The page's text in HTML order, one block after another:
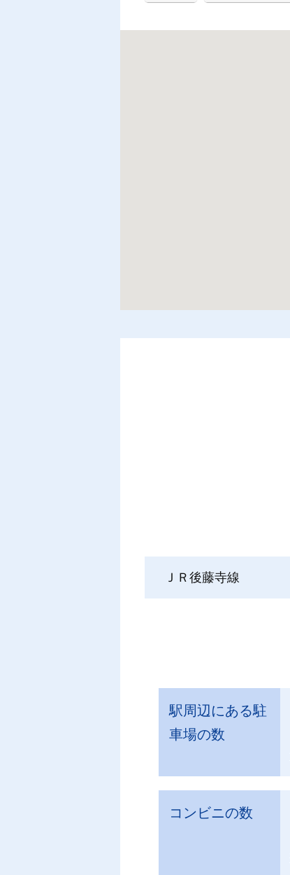
ＪＲ後藤寺線
駅周辺にある駐
車場の数
コンビニの数